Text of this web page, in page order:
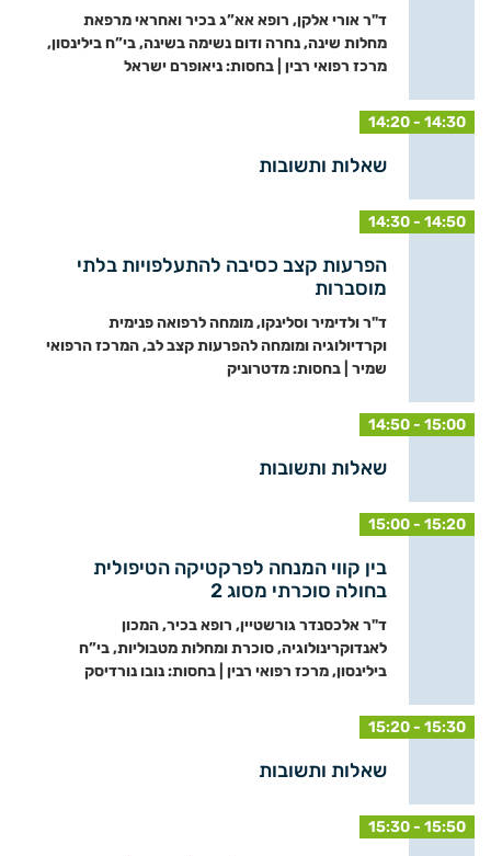
ד"ר אורי אלקן, רופא אא”ג בכיר ואחראי מרפאת
מחלות שינה, נחרה ודום נשימה בשינה, בי”ח בילינסון,
מרכז רפואי רבין | בחסות: ניאופרם ישראל
14:20 - 14:30
שאלות ותשובות
14:30 - 14:50
הפרעות קצב כסיבה להתעלפויות בלתי
מוסברות
ד"ר ולדימיר וסלינקו, מומחה לרפואה פנימית
וקרדיולוגיה ומומחה להפרעות קצב לב, המרכז הרפואי
שמיר | בחסות: מדטרוניק
14:50 - 15:00
שאלות ותשובות
15:00 - 15:20
בין קווי המנחה לפרקטיקה הטיפולית
בחולה סוכרתי מסוג 2
ד"ר אלכסנדר גורשטיין, רופא בכיר, המכון
לאנדוקרינולוגיה, סוכרת ומחלות מטבוליות, בי”ח
בילינסון, מרכז רפואי רבין | בחסות: נובו נורדיסק
15:20 - 15:30
שאלות ותשובות
15:30 - 15:50